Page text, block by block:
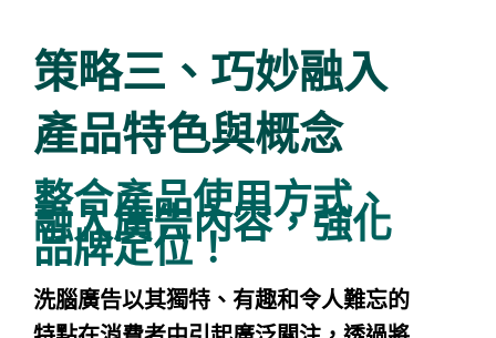
策略三、巧妙融入
產品特色與概念
整合產品使用方式、
融入廣告內容，強化
品牌定位！
洗腦廣告以其獨特、有趣和令人難忘的